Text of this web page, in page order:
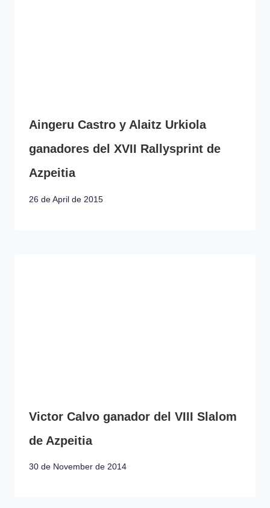
Aingeru Castro y Alaitz Urkiola
ganadores del XVII Rallysprint de
Azpeitia
26 de April de 2015
Victor Calvo ganador del VIII Slalom
de Azpeitia
30 de November de 2014